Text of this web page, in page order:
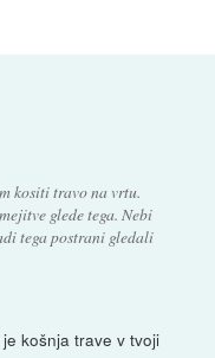
kositi travo na vrtu.
glede tega. Nebi
tega postrani gledali
košnja trave v tvoji